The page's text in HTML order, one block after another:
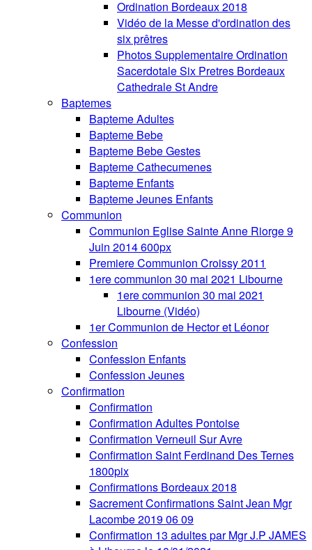
Ordination Bordeaux 2018
Vidéo de la Messe d'ordination des
six prêtres
Photos Supplementaire Ordination
Sacerdotale Six Pretres Bordeaux
Cathedrale St Andre
Baptemes
Bapteme Adultes
Bapteme Bebe
Bapteme Bebe Gestes
Bapteme Cathecumenes
Bapteme Enfants
Bapteme Jeunes Enfants
Communion
Communion Eglise Sainte Anne Riorge 9
Juin 2014 600px
Premiere Communion Croissy 2011
1ere communion 30 mai 2021 Libourne
1ere communion 30 mai 2021
Libourne (Vidéo)
1er Communion de Hector et Léonor
Confession
Confession Enfants
Confession Jeunes
Confirmation
Confirmation
Confirmation Adultes Pontoise
Confirmation Verneuil Sur Avre
Confirmation Saint Ferdinand Des Ternes
1800pix
Confirmations Bordeaux 2018
Sacrement Confirmations Saint Jean Mgr
Lacombe 2019 06 09
Confirmation 13 adultes par Mgr J.P JAMES